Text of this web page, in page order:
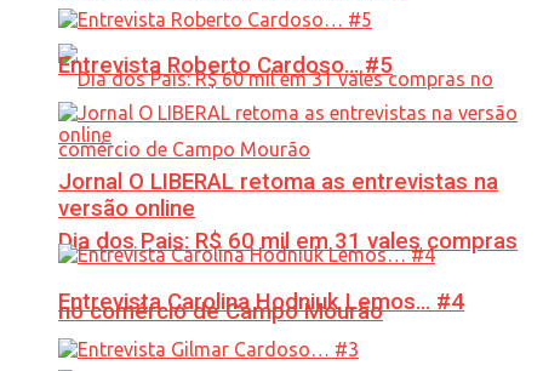
Dia dos Pais: R$ 60 mil em 31 vales compras
no comércio de Campo Mourão
Entrevista Roberto Cardoso… #5
Jornal O LIBERAL retoma as entrevistas na
versão online
Entrevista Carolina Hodniuk Lemos… #4